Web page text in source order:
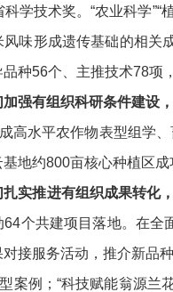
学技术奖。“农业科学
味形成遗传基础的相关成
种56个、主推技术78项
强有组织科研条件建设
成高水平农作物表型组学
地约800亩核心种植区
实推进有组织成果转化
个共建项目落地。在全
接服务活动，推介新品
案例；“科技赋能翁源兰